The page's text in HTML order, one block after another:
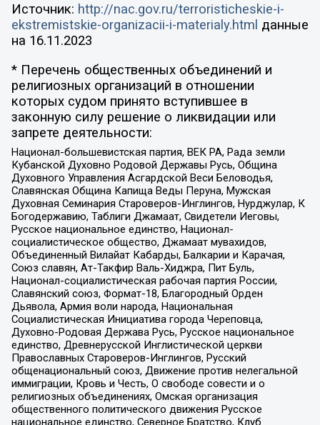
Источник: http://nac.gov.ru/terroristicheskie-i-
ekstremistskie-organizacii-i-materialy.html данные
на 16.11.2023
* Перечень общественных объединений и
религиозных организаций в отношении
которых судом принято вступившее в
законную силу решение о ликвидации или
запрете деятельности:
Национал-большевистская партия, ВЕК РА, Рада земли
Кубанской Духовно Родовой Державы Русь, Община
Духовного Управления Асгардской Веси Беловодья,
Славянская Община Капища Веды Перуна, Мужская
Духовная Семинария Староверов-Инглингов, Нурджулар, К
Богодержавию, Таблиги Джамаат, Свидетели Иеговы,
Русское национальное единство, Национал-
социалистическое общество, Джамаат мувахидов,
Объединенный Вилайат Кабарды, Балкарии и Карачая,
Союз славян, Ат-Такфир Валь-Хиджра, Пит Буль,
Национал-социалистическая рабочая партия России,
Славянский союз, Формат-18, Благородный Орден
Дьявола, Армия воли народа, Национальная
Социалистическая Инициатива города Череповца,
Духовно-Родовая Держава Русь, Русское национальное
единство, Древнерусской Инглистической церкви
Православных Староверов-Инглингов, Русский
общенациональный союз, Движение против нелегальной
иммиграции, Кровь и Честь, О свободе совести и о
религиозных объединениях, Омская организация
общественного политического движения Русское
национальное единство, Северное Братство, Клуб